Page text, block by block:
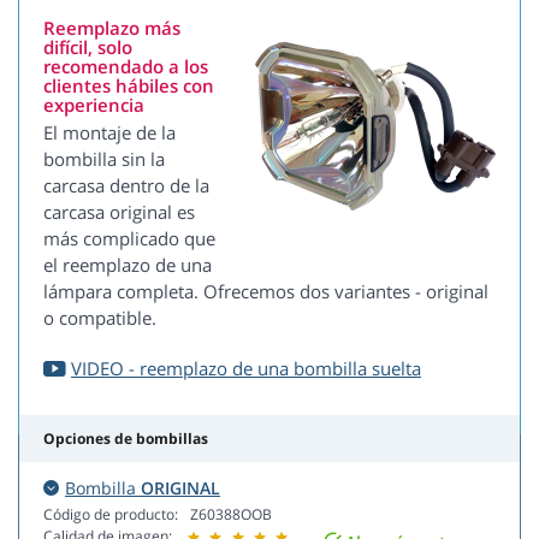
Reemplazo más
difícil, solo
recomendado a los
clientes hábiles con
experiencia
El montaje de la
bombilla sin la
carcasa dentro de la
carcasa original es
más complicado que
el reemplazo de una
lámpara completa. Ofrecemos dos variantes - original
o compatible.
VIDEO - reemplazo de una bombilla suelta
Opciones de bombillas
Bombilla ORIGINAL
Código de producto: Z60388OOB